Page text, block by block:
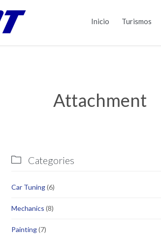
Inicio Turismos
Attachment
 Categories
Car Tuning(6)
Mechanics (8)
Painting(7)